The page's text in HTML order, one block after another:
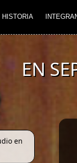
HISTORIA
EN
en